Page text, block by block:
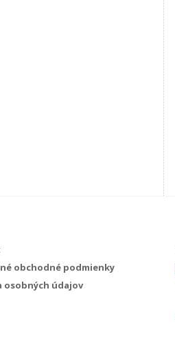
obchodné podmienky
osobných údajov